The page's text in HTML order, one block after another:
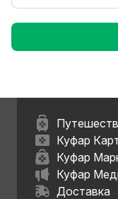
Куфар
Куфар
Куфар
Доставка